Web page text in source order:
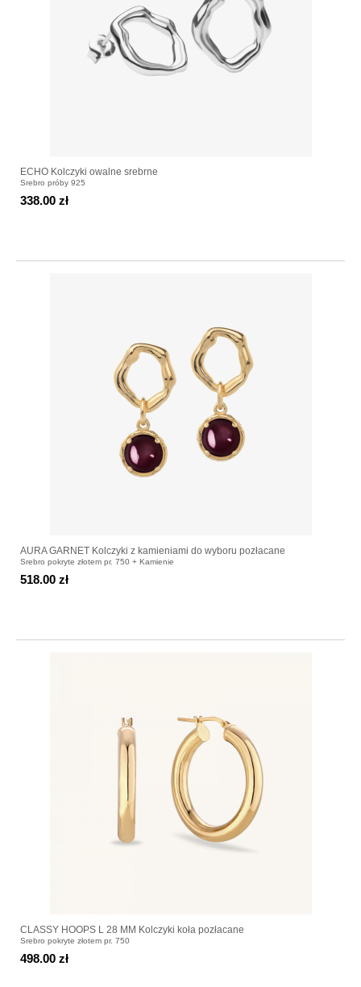
ECHO Kolczyki owalne srebrne
Srebro próby 925
338.00 zł
AURA GARNET Kolczyki z kamieniami do wyboru pozłacane
Srebro pokryte złotem pr. 750 + Kamienie
518.00 zł
CLASSY HOOPS L 28 MM Kolczyki koła pozłacane
Srebro pokryte złotem pr. 750
498.00 zł